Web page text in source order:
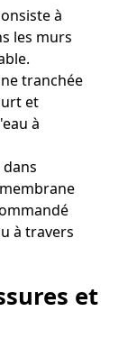
à
les murs
tranchée
et
à
dans
à travers
et